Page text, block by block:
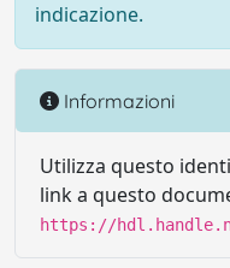
indicazione.
Informazioni
Utilizza questo
link a questo
https://